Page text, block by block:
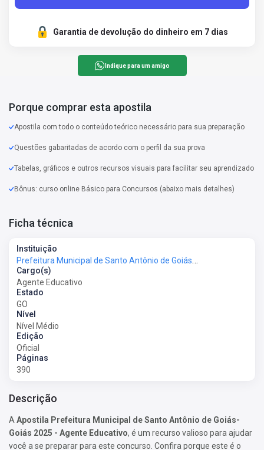
Garantia de devolução do dinheiro em 7 dias
Indique para um amigo
Porque comprar esta apostila
Apostila com todo o conteúdo teórico necessário para sua preparação
Questões gabaritadas de acordo com o perfil da sua prova
Tabelas, gráficos e outros recursos visuais para facilitar seu aprendizado
Bônus: curso online Básico para Concursos (abaixo mais detalhes)
Ficha técnica
Instituição
Prefeitura Municipal de Santo Antônio de Goiás-Goiás - Prefeitura de Santo Antônio de Goiás-GO
Cargo(s)
Agente Educativo
Estado
GO
Nível
Nível Médio
Edição
Oficial
Páginas
390
Descrição
A Apostila Prefeitura Municipal de Santo Antônio de Goiás-
Goiás 2025 - Agente Educativo, é um recurso valioso para ajudar
você a se preparar para este concurso. Confira porque este é o